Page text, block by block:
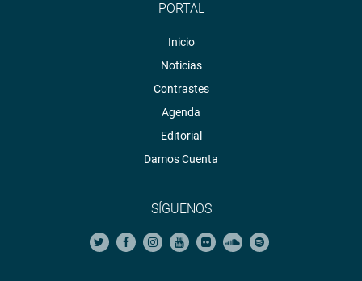
PORTAL
Inicio
Noticias
Contrastes
Agenda
Editorial
Damos Cuenta
SÍGUENOS